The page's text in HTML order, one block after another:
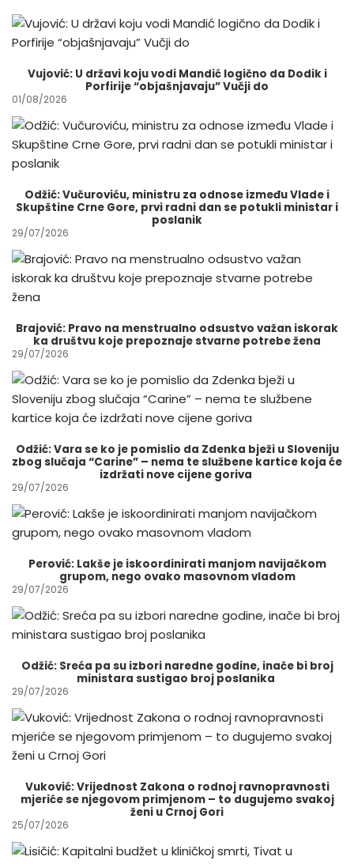
Vujović: U državi koju vodi Mandić logično da Dodik i
Porfirije “objašnjavaju” Vučji do
01/08/2026
Odžić: Vučuroviću, ministru za odnose između Vlade i
Skupštine Crne Gore, prvi radni dan se potukli ministar i
poslanik
29/07/2026
Brajović: Pravo na menstrualno odsustvo važan iskorak
ka društvu koje prepoznaje stvarne potrebe žena
29/07/2026
Odžić: Vara se ko je pomislio da Zdenka bježi u Sloveniju
zbog slučaja “Carine” – nema te službene kartice koja će
izdržati nove cijene goriva
29/07/2026
Perović: Lakše je iskoordinirati manjom navijačkom
grupom, nego ovako masovnom vladom
29/07/2026
Odžić: Sreća pa su izbori naredne godine, inače bi broj
ministara sustigao broj poslanika
29/07/2026
Vuković: Vrijednost Zakona o rodnoj ravnopravnosti
mjeriće se njegovom primjenom – to dugujemo svakoj
ženi u Crnoj Gori
25/07/2026